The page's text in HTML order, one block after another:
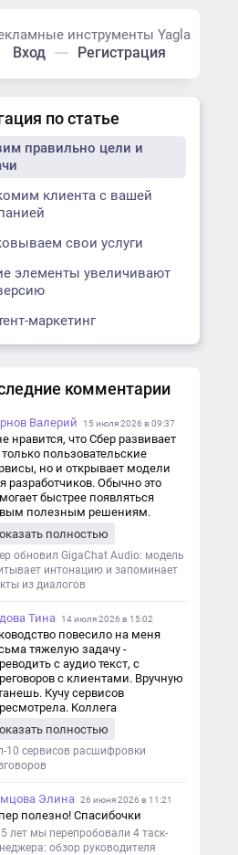
инструменты Yagla
Вход Регистрация
по статье
правильно цели и
клиента с вашей
свои услуги
элементы увеличивают
маркетинг
комментарии
Валерий 15 июля 2026 в 09:37
нравится, что Сбер развивает
только пользовательские
но и открывает модели
разработчиков. Обычно это
быстрее появляться
полезным решениям.
полностью
обновил GigaChat Audio: модель
интонацию и запоминает
из диалогов
Тина 14 июля 2026 в 15:02
повесило на меня
тяжелую задачу -
с аудио текст, с
с клиентами. Вручную
Кучу сервисов
Коллега
переводит. Мало
по итогу. Советую.
полностью
10 сервисов расшифровки
Элина 26 июня 2026 в 11:21
полезно! Спасибочки
лет мы перепробовали 4 таск-
обзор руководителя